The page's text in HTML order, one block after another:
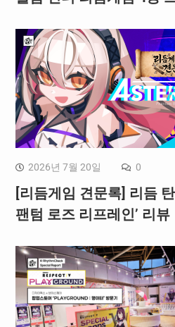
2026년 7월 20일 0
[리듬게임 견문록] 리듬
팬텀 로즈 리프레인’ 리뷰